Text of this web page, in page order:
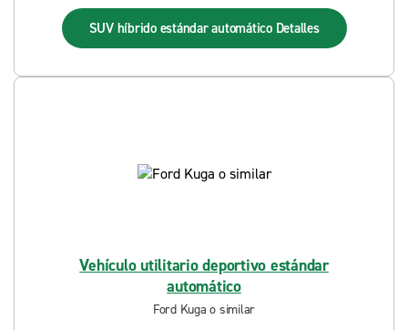
SUV híbrido estándar automático Detalles
Vehículo utilitario deportivo estándar
automático
Ford Kuga o similar